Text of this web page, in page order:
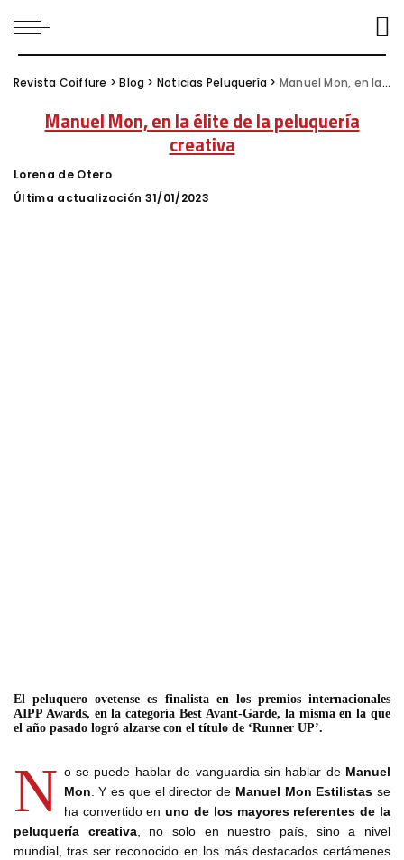
Revista Coiffure >Blog > Noticias Peluquería > Manuel Mon, en la élite de la peluquería creativa
Manuel Mon, en la élite de la peluquería
creativa
Posted
by
Lorena de Otero
Última actualización 31/01/2023
El peluquero ovetense es finalista en los premios internacionales
AIPP Awards, en la categoría Best Avant-Garde, la misma en la que
el año pasado logró alzarse con el título de ‘Runner UP’.
N o se puede hablar de vanguardia sin hablar de Manuel
Mon. Y es que el director de Manuel Mon Estilistas se
ha convertido enuno de los mayores referentes de la
peluquería creativa, no solo en nuestro país, sino a nivel
mundial, tras ser reconocido en los más destacados certámenes